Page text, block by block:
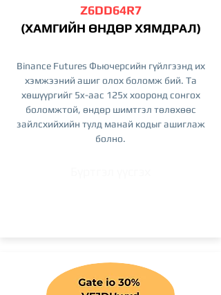
Z6DD64R7
(ХАМГИЙН ӨНДӨР ХЯМДРАЛ)
Binance Futures Фьючерсийн гүйлгээнд их
хэмжээний ашиг олох боломж бий. Та
хөшүүргийг 5x-аас 125x хооронд сонгох
боломжтой, өндөр шимтгэл төлөхөөс
зайлсхийхийн тулд манай кодыг ашиглаж
болно.